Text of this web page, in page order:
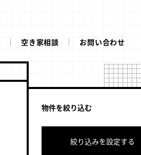
空き家相談 お問い合わせ
物件を絞り込む
絞り込みを設定する